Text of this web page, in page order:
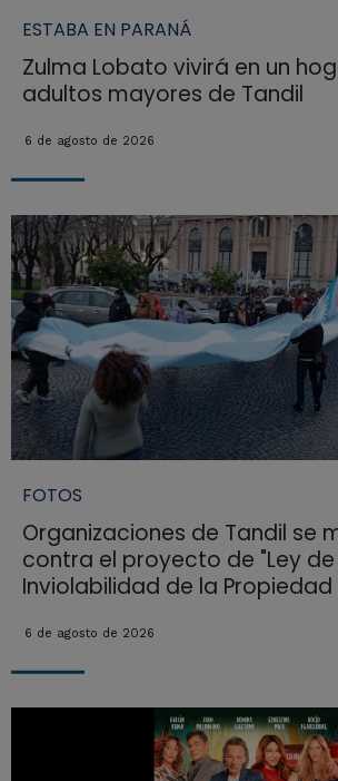
ESTABA EN PARANÁ
Zulma Lobato vivirá en un
adultos mayores de Tandil
6 de agosto de 2026
FOTOS
Organizaciones de Tandil se
contra el proyecto de "Ley de
Inviolabilidad de la Propiedad
6 de agosto de 2026